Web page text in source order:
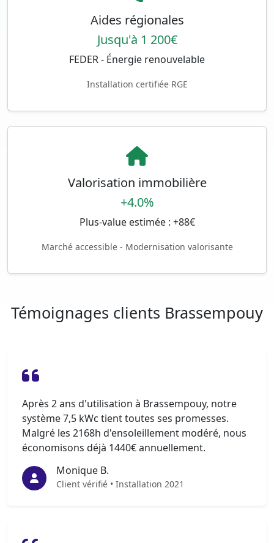
Aides régionales
Jusqu'à 1 200€
FEDER - Énergie renouvelable
Installation certifiée RGE
Valorisation immobilière
+4.0%
Plus-value estimée : +88€
Marché accessible - Modernisation valorisante
Témoignages clients Brassempouy
Après 2 ans d'utilisation à Brassempouy, notre
système 7,5 kWc tient toutes ses promesses.
Malgré les 2168h d'ensoleillement modéré, nous
économisons déjà 1440€ annuellement.
Monique B.
Client vérifié • Installation 2021